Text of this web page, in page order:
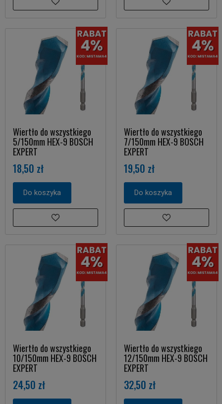
Wiertło do wszystkiego
5/150mm HEX-9 BOSCH
EXPERT
18,50 zł
Do koszyka
Wiertło do wszystkiego
7/150mm HEX-9 BOSCH
EXPERT
19,50 zł
Do koszyka
Wiertło do wszystkiego
10/150mm HEX-9 BOSCH
EXPERT
24,50 zł
Wiertło do wszystkiego
12/150mm HEX-9 BOSCH
EXPERT
32,50 zł